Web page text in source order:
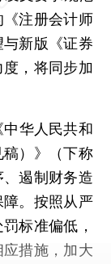
注册会计师
新版《证券
，将同步加
华人民共和
）》（下称
、遏制财务造
。按照从严
标准偏低，
措施，加大